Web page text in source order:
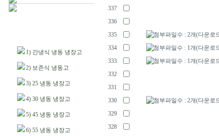
1) 간냉식 냉동 냉장고
2) 보존식 냉동고
3) 25 냉동 냉장고
4) 30 냉동 냉장고
5) 45 냉동 냉장고
6) 55 냉동 냉장고
337
336
335
334
333
332
331
330
329
328